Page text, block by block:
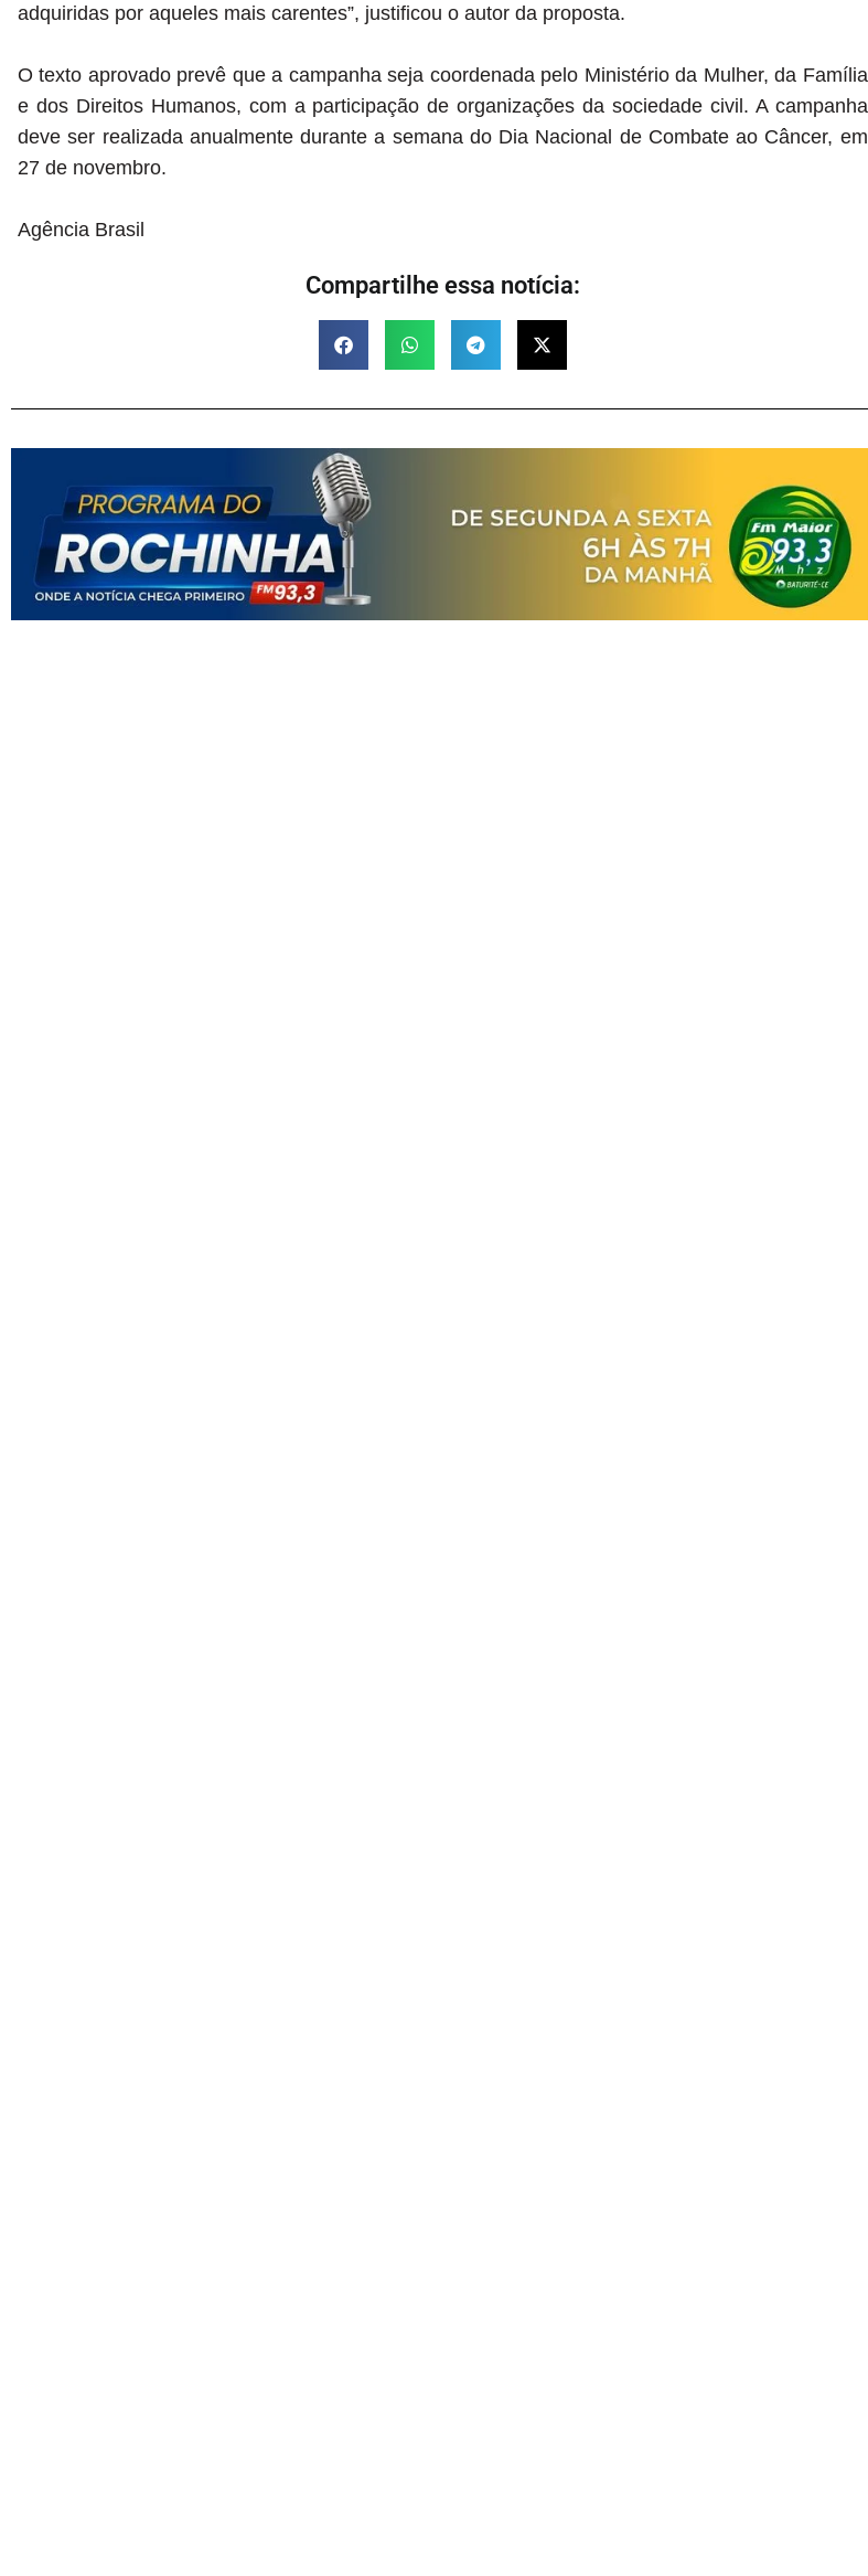
adquiridas por aqueles mais carentes”, justificou o autor da proposta.
O texto aprovado prevê que a campanha seja coordenada pelo Ministério da Mulher, da Família
e dos Direitos Humanos, com a participação de organizações da sociedade civil. A campanha
deve ser realizada anualmente durante a semana do Dia Nacional de Combate ao Câncer, em
27 de novembro.
Agência Brasil
Compartilhe essa notícia: